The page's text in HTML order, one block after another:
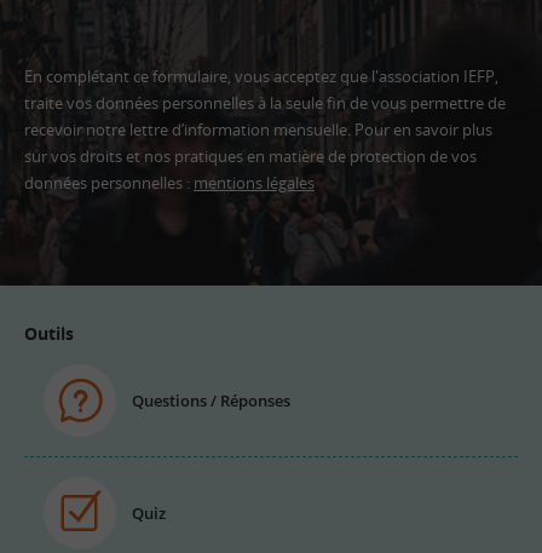
En complétant ce formulaire, vous acceptez que l'association IEFP,
traite vos données personnelles à la seule fin de vous permettre de
recevoir notre lettre d’information mensuelle. Pour en savoir plus
sur vos droits et nos pratiques en matière de protection de vos
données personnelles : mentions légales
Outils
Questions / Réponses
Quiz